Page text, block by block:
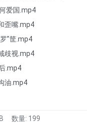
爱国.mp4
歪嘴.mp4
”筐.mp4
歧视.mp4
.mp4
油.mp4
数量: 199